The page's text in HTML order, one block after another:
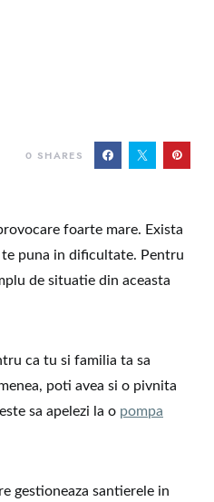
0 SHARES
foarte mare. Exista
te puna in dificultate. Pentru
de situatie din aceasta
ca tu si familia ta sa
poti avea si o pivnita
sa apelezi la o pompa
gestioneaza santierele in